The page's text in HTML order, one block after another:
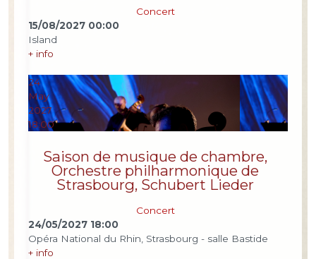
Concert
15/08/2027 00:00
Island
+ info
24
May
2027
18:00
Saison de musique de chambre,
Orchestre philharmonique de
Strasbourg, Schubert Lieder
Concert
24/05/2027 18:00
Opéra National du Rhin, Strasbourg - salle Bastide
+ info